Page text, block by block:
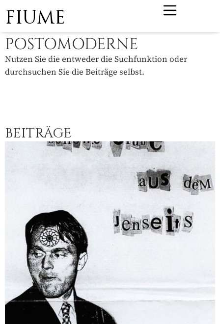
FIUME
POSTOMODERNE
Nutzen Sie die entweder die Suchfunktion oder
durchsuchen Sie die Beiträge selbst.
BEITRÄGE